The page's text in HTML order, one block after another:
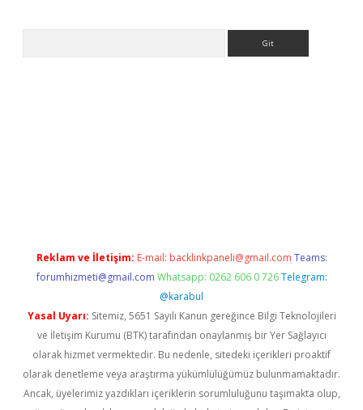
Reklam ve İletişim: E-mail: backlinkpaneli@gmail.com Teams:
forumhizmeti@gmail.com Whatsapp: 0262 606 0 726 Telegram:
@karabul
Yasal Uyarı: Sitemiz, 5651 Sayılı Kanun gereğince Bilgi Teknolojileri
ve İletişim Kurumu (BTK) tarafından onaylanmış bir Yer Sağlayıcı
olarak hizmet vermektedir. Bu nedenle, sitedeki içerikleri proaktif
olarak denetleme veya araştırma yükümlülüğümüz bulunmamaktadır.
Ancak, üyelerimiz yazdıkları içeriklerin sorumluluğunu taşımakta olup,